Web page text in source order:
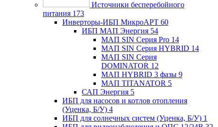
Источники бесперебойного
питания 173
Инверторы-ИБП МикроАРТ 60
ИБП МАП Энергия 54
МАП SIN Серия Pro 14
МАП SIN Серия HYBRID 14
МАП SIN Серия
DOMINATOR 12
МАП HYBRID 3 фазы 9
МАП TITANATOR 5
САП Энергия 5
ИБП для насосов и котлов отопления
(Уценка, Б/У) 4
ИБП для солнечных систем (Уценка, Б/У) 1